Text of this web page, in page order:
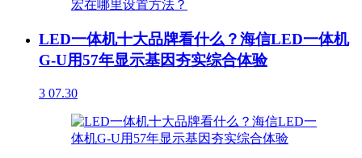
LED一体机十大品牌看什么？海信LED一体机
G-U用57年显示基因夯实综合体验
3 07.30